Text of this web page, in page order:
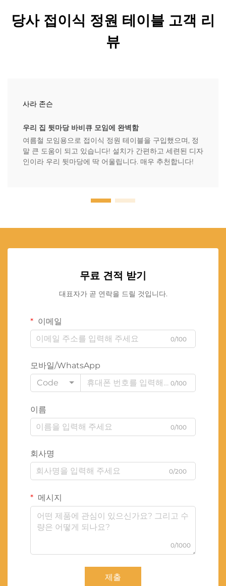
당사 접이식 정원 테이블 고객 리
뷰
사라 존슨
우리 집 뒷마당 바비큐 모임에 완벽함
여름철 모임용으로 접이식 정원 테이블을 구입했으며, 정
말 큰 도움이 되고 있습니다! 설치가 간편하고 세련된 디자
인이라 우리 뒷마당에 딱 어울립니다. 매우 추천합니다!
무료 견적 받기
대표자가 곧 연락을 드릴 것입니다.
이메일
0/100
모바일/WhatsApp
Code
0/100
이름
0/100
회사명
0/200
메시지
0/1000
제출